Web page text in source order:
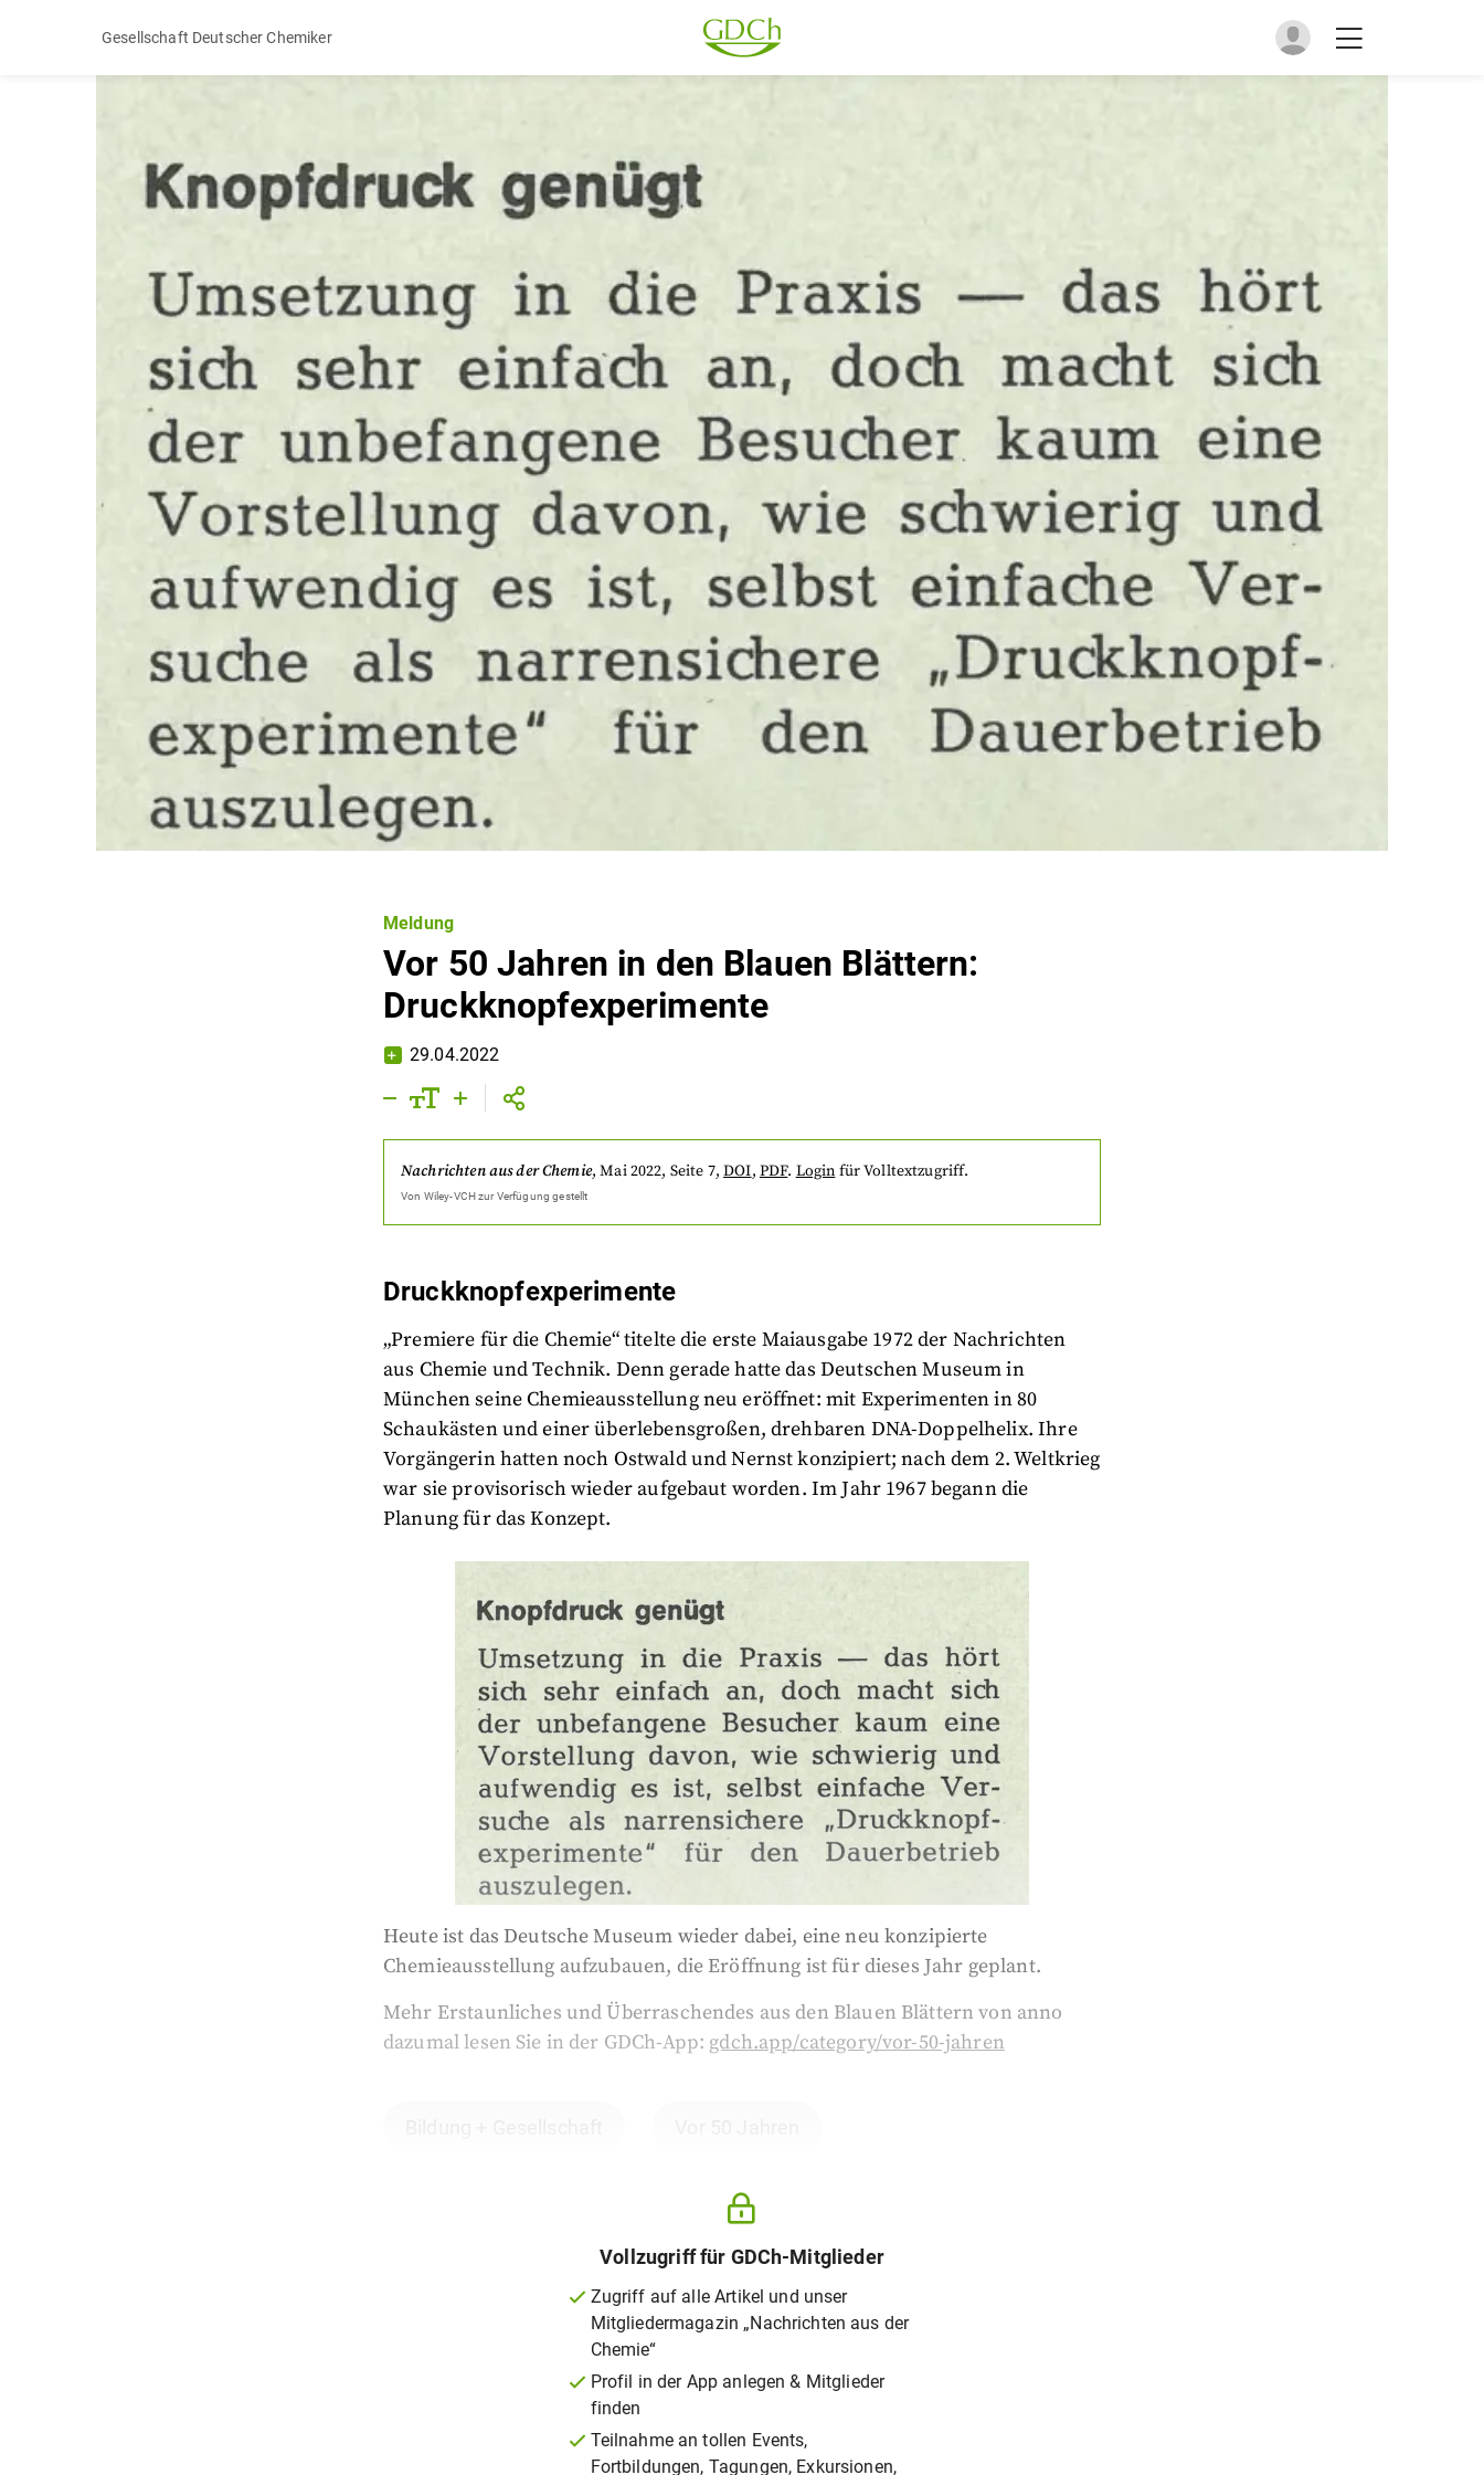
Gesellschaft Deutscher Chemiker
Meldung
Vor 50 Jahren in den Blauen Blättern:
Druckknopfexperimente
29.04.2022
Nachrichten aus der Chemie,Mai 2022, Seite 7,DOI, PDF. Login für Volltextzugriff.
Von Wiley-VCHzur Verfügung gestellt
Druckknopfexperimente
„Premiere für die Chemie“ titelte die erste Maiausgabe 1972 der Nachrichten
aus Chemie und Technik. Denn gerade hatte das Deutschen Museum in
München seine Chemieausstellung neu eröffnet: mit Experimenten in 80
Schaukästen und einer überlebensgroßen, drehbaren DNA-Doppelhelix. Ihre
Vorgängerin hatten noch Ostwald und Nernst konzipiert; nach dem 2. Weltkrieg
war sie provisorisch wieder aufgebaut worden. Im Jahr 1967 begann die
Planung für das Konzept.
Heute ist das Deutsche Museum wieder dabei, eine neu konzipierte
Chemieausstellung aufzubauen, die Eröffnung ist für dieses Jahr geplant.
Mehr Erstaunliches und Überraschendes aus den Blauen Blättern von anno
dazumal lesen Sie in der GDCh-App: gdch.app/category/vor-50-jahren
Vollzugriff für GDCh-Mitglieder
Zugriff auf alle Artikel und unser
Mitgliedermagazin „Nachrichten aus der
Chemie“
Profil in der App anlegen & Mitglieder
finden
Teilnahme an tollen Events,
Fortbildungen, Tagungen, Exkursionen,